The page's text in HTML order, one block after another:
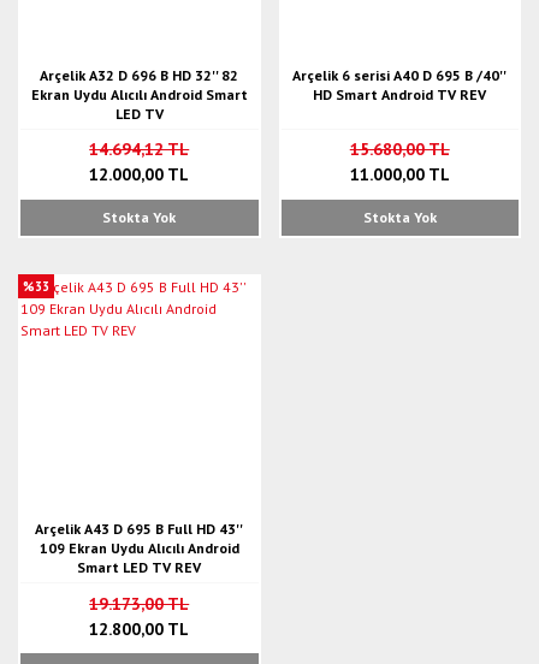
Arçelik A32 D 696 B HD 32'' 82
Ekran Uydu Alıcılı Android Smart
LED TV
14.694,12 TL
12.000,00 TL
Stokta Yok
Arçelik 6 serisi A40 D 695 B /40''
HD Smart Android TV REV
15.680,00 TL
11.000,00 TL
Stokta Yok
%33
Arçelik A43 D 695 B Full HD 43''
109 Ekran Uydu Alıcılı Android
Smart LED TV REV
19.173,00 TL
12.800,00 TL